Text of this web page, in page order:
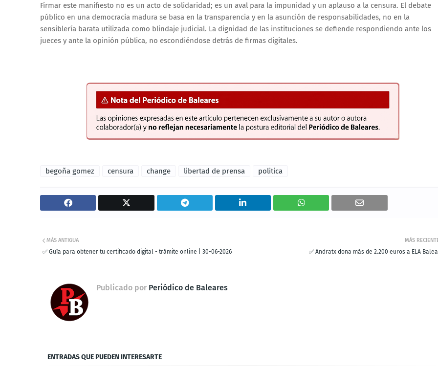
Firmar este manifiesto no es un acto de solidaridad; es un aval para la impunidad y un aplauso a la censura. El debate
público en una democracia madura se basa en la transparencia y en la asunción de responsabilidades, no en la
sensiblería barata utilizada como blindaje judicial. La dignidad de las instituciones se defiende respondiendo ante los
jueces y ante la opinión pública, no escondiéndose detrás de firmas digitales.
begoña gomez censura change libertad de prensa politica
MÁS
✅ Andratx dona más de 2.200 euros a ELA
MÁS ANTIGUA
✅ Guía para obtener tu certificado digital - trámite online | 30-06-2026
Publicado por Periódico de Baleares
ENTRADAS QUE PUEDEN INTERESARTE